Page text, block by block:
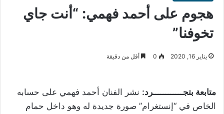
هجوم على أحمد فهمي: “أنت جاي
تخوفنا”
يناير 16, 2020 0 أقل من دقيقة
متابعة بتجــــــــــــرد: نشر الفنان أحمد فهمي على حسابه
الخاص في “إنستغرام” صورة جديدة له وهو داخل حمام